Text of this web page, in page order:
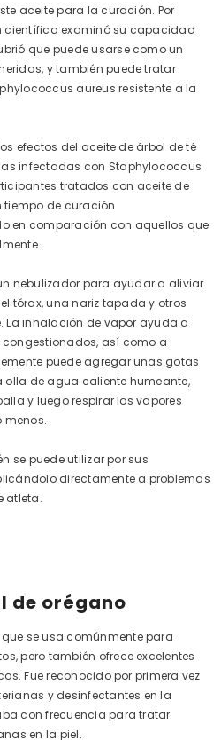
aceite para la curación. Por
científica examinó su capacidad
que puede usarse como un
y también puede tratar
aureus resistente a la
efectos del aceite de árbol de té
infectadas con Staphylococcus
tratados con aceite de
tiempo de curación
en comparación con aquellos que
nebulizador para ayudar a aliviar
tórax, una nariz tapada y otros
La inhalación de vapor ayuda a
así como a
puede agregar unas gotas
olla de agua caliente humeante,
y luego respirar los vapores
menos.
se puede utilizar por sus
directamente a problemas
atleta.
de orégano
se usa comúnmente para
pero también ofrece excelentes
Fue reconocido por primera vez
y desinfectantes en la
con frecuencia para tratar
en la piel.